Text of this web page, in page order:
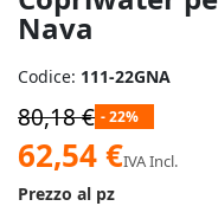
Nava
immagini
Codice: 111-22GNA
80,18 € - 22%
Prezzo
speciale
62,54 €IVA Incl.
Prezzo al pz